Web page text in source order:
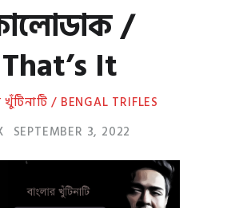
/
That’s It
/ BENGAL TRIFLES
SEPTEMBER 3, 2022